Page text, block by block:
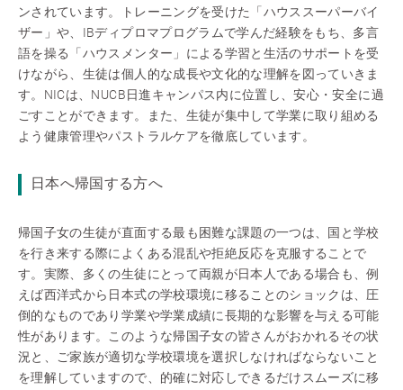
ンされています。トレーニングを受けた「ハウススーパーバイ
ザー」や、IBディプロマプログラムで学んだ経験をもち、多言
語を操る「ハウスメンター」による学習と生活のサポートを受
けながら、生徒は個人的な成長や文化的な理解を図っていきま
す。NICは、NUCB日進キャンパス内に位置し、安心・安全に過
ごすことができます。また、生徒が集中して学業に取り組める
よう健康管理やパストラルケアを徹底しています。
日本へ帰国する方へ
帰国子女の生徒が直面する最も困難な課題の一つは、国と学校
を行き来する際によくある混乱や拒絶反応を克服することで
す。実際、多くの生徒にとって両親が日本人である場合も、例
えば西洋式から日本式の学校環境に移ることのショックは、圧
倒的なものであり学業や学業成績に長期的な影響を与える可能
性があります。このような帰国子女の皆さんがおかれるその状
況と、ご家族が適切な学校環境を選択しなければならないこと
を理解していますので、的確に対応しできるだけスムーズに移